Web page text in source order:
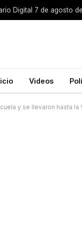
Digital 7 de agosto
Videos
y se llevaron hasta